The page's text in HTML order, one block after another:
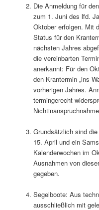
Die Anmeldung für
zum 1. Juni des lfd.
Oktober erfolgen. Mit
Status für den
nächsten Jahres
die vereinbarten
anerkannt: Für den
den Krantermin „ins
vorherigen Jahres.
termingerecht
Grundsätzlich sind
15. April und ein
Kalenderwochen im
Ausnahmen von
gegeben.
Segelboote: Aus
ausschließlich mit